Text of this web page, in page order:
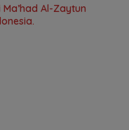
Al-Zaytun